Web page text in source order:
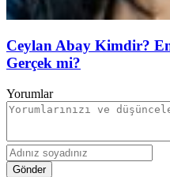
Ceylan Abay Kimdir?
Gerçek mi?
Yorumlar
Gönder